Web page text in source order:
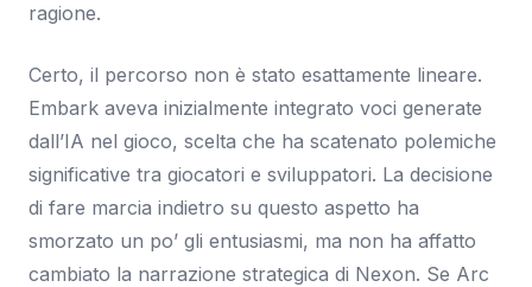
ragione.
Certo, il percorso non è stato esattamente lineare.
Embark aveva inizialmente integrato voci generate
dall’IA nel gioco, scelta che ha scatenato polemiche
significative tra giocatori e sviluppatori. La decisione
di fare marcia indietro su questo aspetto ha
smorzato un po’ gli entusiasmi, ma non ha affatto
cambiato la narrazione strategica di Nexon. Se Arc